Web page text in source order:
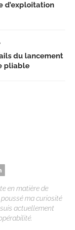
d’exploitation
du lancement
pliable
en matière de
poussé ma curiosité
actuellement